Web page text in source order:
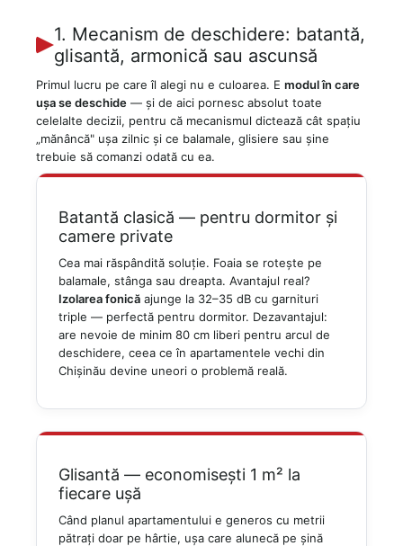
1. Mecanism de deschidere: batantă,
glisantă, armonică sau ascunsă
Primul lucru pe care îl alegi nu e culoarea. E modul în care
ușa se deschide — și de aici pornesc absolut toate
celelalte decizii, pentru că mecanismul dictează cât spațiu
„mănâncă" ușa zilnic și ce balamale, glisiere sau șine
trebuie să comanzi odată cu ea.
Batantă clasică — pentru dormitor și
camere private
Cea mai răspândită soluție. Foaia se rotește pe
balamale, stânga sau dreapta. Avantajul real?
Izolarea fonică ajunge la 32–35 dB cu garnituri
triple — perfectă pentru dormitor. Dezavantajul:
are nevoie de minim 80 cm liberi pentru arcul de
deschidere, ceea ce în apartamentele vechi din
Chișinău devine uneori o problemă reală.
Glisantă — economisești 1 m² la
fiecare ușă
Când planul apartamentului e generos cu metrii
pătrați doar pe hârtie, ușa care alunecă pe șină